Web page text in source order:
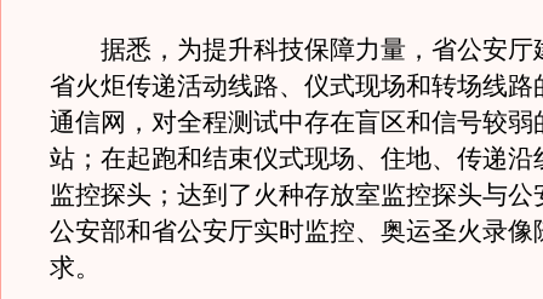
据悉，为提升科技保障力量，省公安厅
省火炬传递活动线路、仪式现场和转场线路
通信网，对全程测试中存在盲区和信号较弱
站；在起跑和结束仪式现场、住地、传递沿
监控探头；达到了火种存放室监控探头与公
公安部和省公安厅实时监控、奥运圣火录像
求。